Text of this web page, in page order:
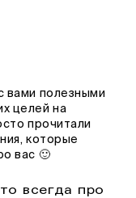
вами полезными
целей на
прочитали
которые
вас 🙂
всегда про